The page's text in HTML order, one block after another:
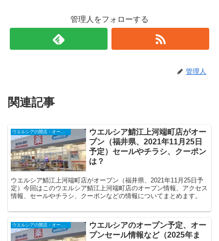
管理人をフォローする
管理人
関連記事
ウエルシアの開店・オープンセール・閉店、チラシ、キャンペーンなど（2025年）
ウエルシア鯖江上河端町店がオー
プン（福井県、2021年11月25日
予定）セールやチラシ、クーポン
は？
ウエルシア鯖江上河端町店がオープン（福井県、2021年11月25日予
定）今回はこのウエルシア鯖江上河端町店のオープン情報、アクセス
情報、セールやチラシ、クーポンなどの情報についてまとめます。
ウエルシアのオープン予定、オー
プンセール情報など（2025年ま